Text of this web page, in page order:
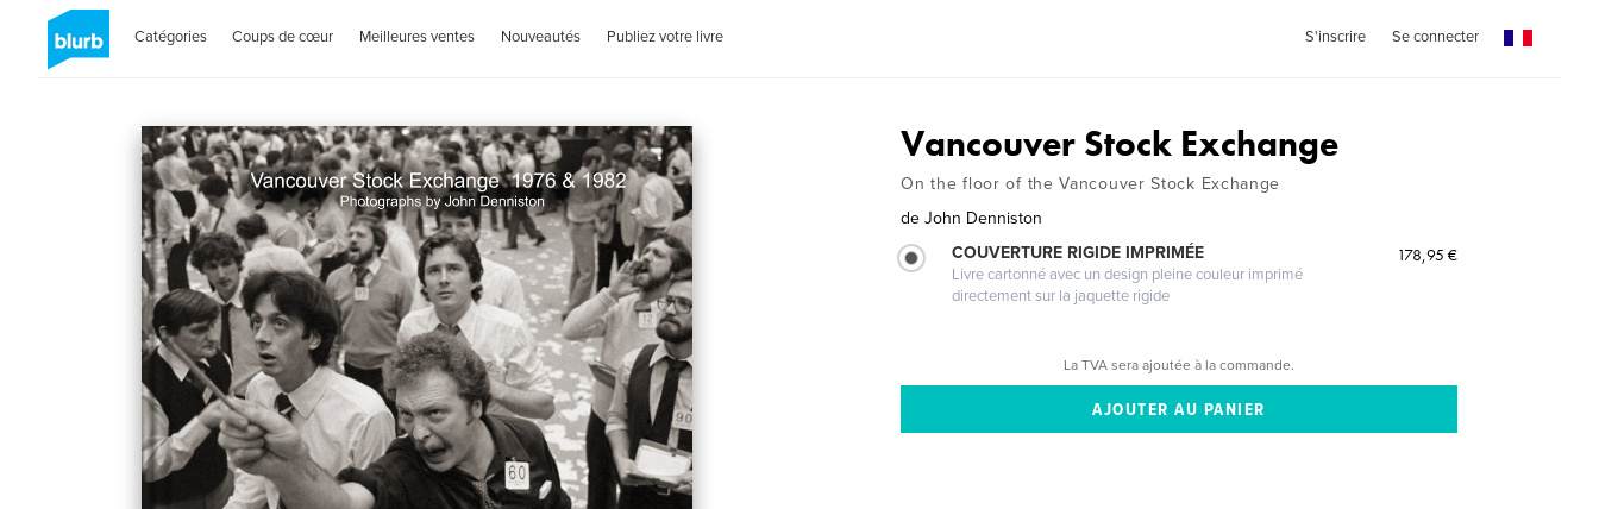
Catégories Coups de cœur Meilleures ventes Nouveautés Publiez votre livre S'inscrire Se connecter
Vancouver Stock Exchange
On the floor of the Vancouver Stock Exchange
de John Denniston
COUVERTURE RIGIDE IMPRIMÉE
Livre cartonné avec un design pleine couleur imprimé
directement sur la jaquette rigide
178,95 €
La TVA sera ajoutée à la commande.